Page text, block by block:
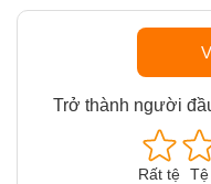
Trở thành người
Rất tệ Tệ